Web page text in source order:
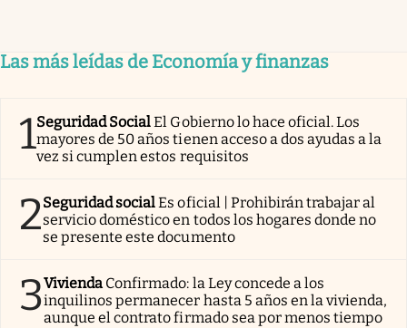
Las más leídas de Economía y finanzas
1Seguridad SocialEl Gobierno lo hace oficial. Los
mayores de 50 años tienen acceso a dos ayudas a la
vez si cumplen estos requisitos
2Seguridad socialEs oficial | Prohibirán trabajar al
servicio doméstico en todos los hogares donde no
se presente este documento
3Vivienda Confirmado: la Ley concede a los
inquilinos permanecer hasta 5 años en la vivienda,
aunque el contrato firmado sea por menos tiempo